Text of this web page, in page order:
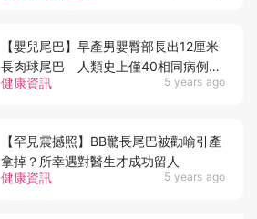
健康資訊 5 years ago
【嬰兒尾巴】早產男嬰臀部長出12厘米
長肉球尾巴 人類史上僅40相同病例狀
況超罕見
健康資訊 5 years ago
【罕見震撼照】BB驚長尾巴被勸喻引產
拿掉？所幸遇對醫生才成功留人